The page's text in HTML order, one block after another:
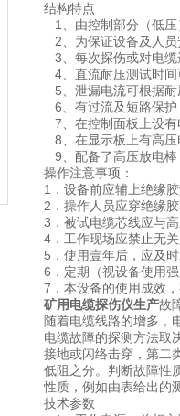
结构特点
1、由控制部分（低压
2、为保证设备及人员
3、每次探伤或对电缆
4、直流耐压测试时间
5、泄漏电流可根据
6、有过流及短路保
7、在控制面板上设有
8、在显示板上有高压
9、配备了高压放电棒
操作注意事项：
1．设备前应辅上绝缘
2．操作人员应穿绝缘
3．被试电缆芯线应与
4．工作现场应禁止无
5．使用壹年后，应及
6．定期（视设备使用
7．本设备的使用成效
矿用电缆探伤仪生产故
随着电缆线路的增多，
电缆故障的探测方法取
接地或闪络击穿，第二
低阻之分。判断故障性
性质，例如由表给出的
技术参数